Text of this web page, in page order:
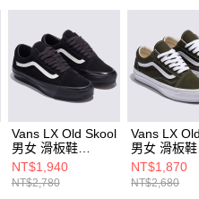
Vans LX Old Skool
男女 滑板鞋
VN000D56B8C
NT$1,940
NT$2,780
Vans LX
男女 滑板鞋
NT$1,870
NT$2,680